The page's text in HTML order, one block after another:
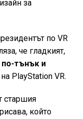
за
по VR
че гладкият,
тънък и
PlayStation VR.
старшия
който